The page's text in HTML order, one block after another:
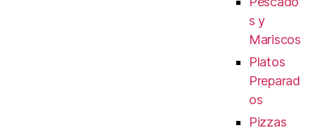
s y
Mariscos
Platos
Preparad
os
Pizzas